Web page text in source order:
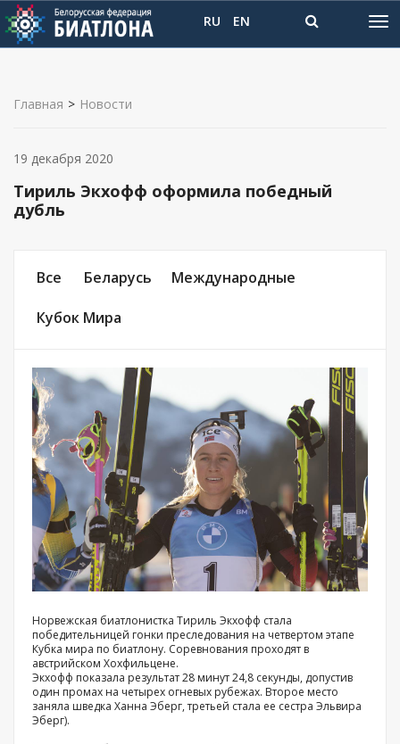
RU EN
Главная > Новости
Тириль Экхофф оформила победный
дубль
Все Беларусь Международные
Кубок Мира
19 декабря 2020
Норвежская биатлонистка Тириль Экхофф стала
победительницей гонки преследования на четвертом этапе
Кубка мира по биатлону. Соревнования проходят в
австрийском Хохфильцене.
Экхофф показала результат 28 минут 24,8 секунды, допустив
один промах на четырех огневых рубежах. Второе место
заняла шведка Ханна Эберг, третьей стала ее сестра Эльвира
Эберг).